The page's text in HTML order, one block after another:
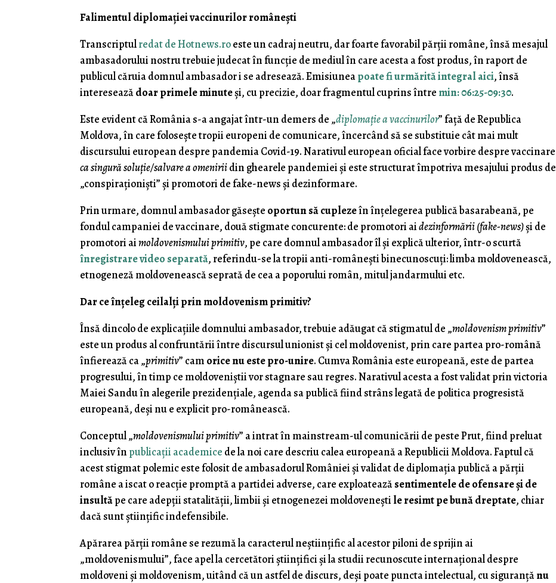
Falimentul diplomaţiei vaccinurilor româneşti
Transcriptulredat de Hotnews.roeste un cadraj neutru, dar foarte favorabil părţii române, însă mesajul
ambasadorului nostru trebuie judecat în funcţie de mediul în care acesta a fost produs, în raport de
publicul căruia domnul ambasador i se adresează. Emisiuneapoate fi urmărită integral aici, însă
intereseazădoar primele minuteşi, cu precizie, doar fragmentul cuprins între min: 06:25-09:30.
Este evident că România s-a angajat într-un demers de „diplomaţie a vaccinurilor” faţă de Republica
Moldova, în care foloseşte tropii europeni de comunicare, încercând să se substituie cât mai mult
discursului european despre pandemia Covid-19. Narativul european oficial face vorbire despre vaccinare
ca singură soluţie/salvare a omeniriidin ghearele pandemiei şi este structurat împotriva mesajului produs de
„conspiraţionişti” şi promotori de fake-news şi dezinformare.
Prin urmare, domnul ambasador găseşte oportun să cuplezeîn înţelegerea publică basarabeană, pe
fondul campaniei de vaccinare, două stigmate concurente: de promotori aidezinformării (fake-news)şi de
promotori aimoldovenismului primitiv, pe care domnul ambasador îl şi explică ulterior, într-o scurtă
înregistrare video separată, referindu-se la tropii anti-româneşti binecunoscuţi: limba moldovenească,
etnogeneză moldovenească seprată de cea a poporului român, mitul jandarmului etc.
Dar ce înţeleg ceilalţi prin moldovenism primitiv?
Însă dincolo de explicaţiile domnului ambasador, trebuie adăugat că stigmatul de „moldovenism primitiv”
este un produs al confruntării între discursul unionist şi cel moldovenist, prin care partea pro-română
înfierează ca „primitiv” cam orice nu este pro-unire. Cumva România este europeană, este de partea
progresului, în timp ce moldoveniştii vor stagnare sau regres. Narativul acesta a fost validat prin victoria
Maiei Sandu în alegerile prezidenţiale, agenda sa publică fiind strâns legată de politica progresistă
europeană, deşi nu e explicit pro-românească.
Conceptul „moldovenismului primitiv” a intrat în mainstream-ul comunicării de peste Prut, fiind preluat
inclusiv în publicaţii academice de la noi care descriu calea europeană a Republicii Moldova. Faptul că
acest stigmat polemic este folosit de ambasadorul României şi validat de diplomaţia publică a părţii
române a iscat o reacţie promptă a partidei adverse, care exploateazăsentimentele de ofensare şi de
insultăpe care adepţii statalităţii, limbii şi etnogenezei moldoveneşti le resimt pe bună dreptate, chiar
dacă sunt ştiinţific indefensibile.
Apărarea părţii române se rezumă la caracterul neştiinţific al acestor piloni de sprijin ai
„moldovenismului”, face apel la cercetători ştiinţifici şi la studii recunoscute internaţional despre
moldoveni şi moldovenism, uitând că un astfel de discurs, deşi poate puncta intelectual, cu siguranţănu